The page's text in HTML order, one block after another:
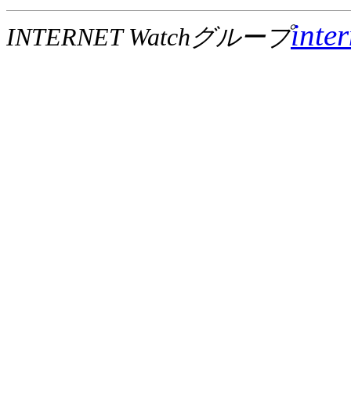
INTERNET Watchグループ